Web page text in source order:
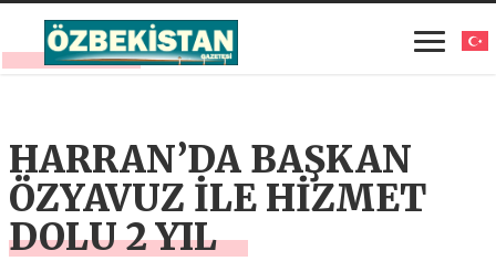
HARRAN’DA BAŞKAN
ÖZYAVUZ İLE HİZMET
DOLU 2 YIL